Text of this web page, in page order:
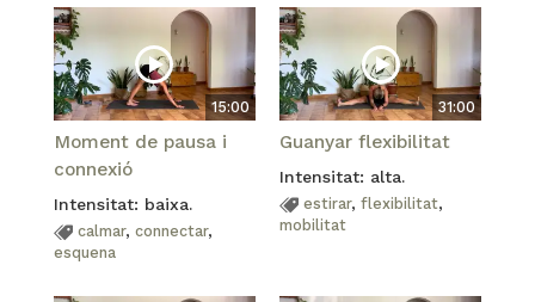
15:00
Moment de pausa i
connexió
Intensitat: baixa.
calmar, connectar,
esquena
31:00
Guanyar flexibilitat
Intensitat: alta.
estirar, flexibilitat,
mobilitat